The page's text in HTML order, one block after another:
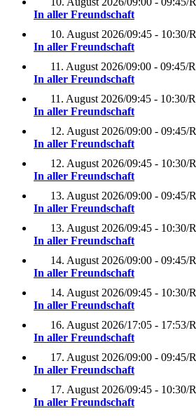
In aller Freundschaft
10. August 2026/09:45 - 10:30/
In aller Freundschaft
11. August 2026/09:00 - 09:45/
In aller Freundschaft
11. August 2026/09:45 - 10:30/
In aller Freundschaft
12. August 2026/09:00 - 09:45/
In aller Freundschaft
12. August 2026/09:45 - 10:30/
In aller Freundschaft
13. August 2026/09:00 - 09:45/
In aller Freundschaft
13. August 2026/09:45 - 10:30/
In aller Freundschaft
14. August 2026/09:00 - 09:45/
In aller Freundschaft
14. August 2026/09:45 - 10:30/
In aller Freundschaft
16. August 2026/17:05 - 17:53/
In aller Freundschaft
17. August 2026/09:00 - 09:45/
In aller Freundschaft
17. August 2026/09:45 - 10:30/
In aller Freundschaft